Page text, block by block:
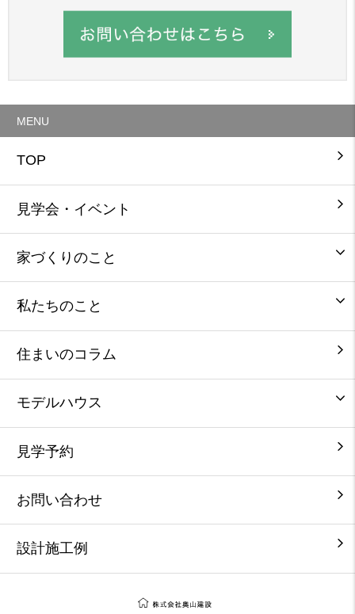
MENU
TOP
見学会・イベント
家づくりのこと
私たちのこと
住まいのコラム
モデルハウス
見学予約
お問い合わせ
設計施工例